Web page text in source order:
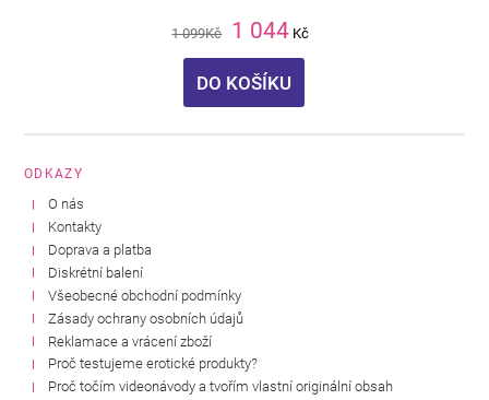
1 099Kč 1 044 Kč
DO KOŠÍKU
ODKAZY
O nás
Kontakty
Doprava a platba
Diskrétní balení
Všeobecné obchodní podmínky
Zásady ochrany osobních údajů
Reklamace a vrácení zboží
Proč testujeme erotické produkty?
Proč točím videonávody a tvořím vlastní originální obsah